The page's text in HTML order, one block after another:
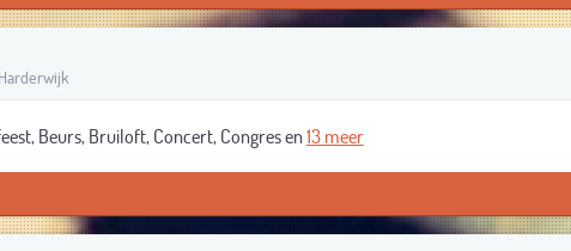
Beurs, Bruiloft, Concert, Congres en13 meer